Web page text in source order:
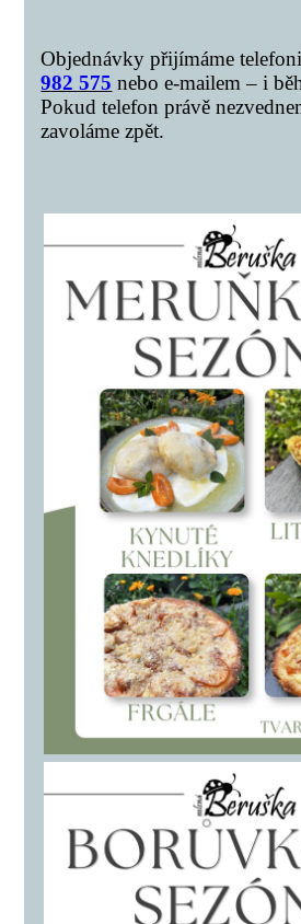
Objednávky přijímáme
982 575 nebo e-mailem – i
Pokud telefon právě
zavoláme zpět.